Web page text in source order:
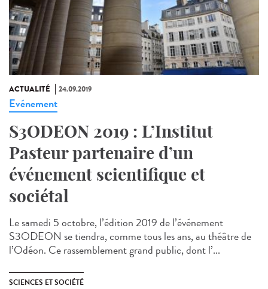
ACTUALITÉ 24.09.2019
Evénement
S3ODEON 2019 : L’Institut
Pasteur partenaire d’un
événement scientifique et
sociétal
Le samedi 5 octobre, l’édition 2019 de l’événement
S3ODEON se tiendra, comme tous les ans, au théâtre de
l’Odéon. Ce rassemblement grand public, dont l’...
SCIENCES ET SOCIÉTÉ